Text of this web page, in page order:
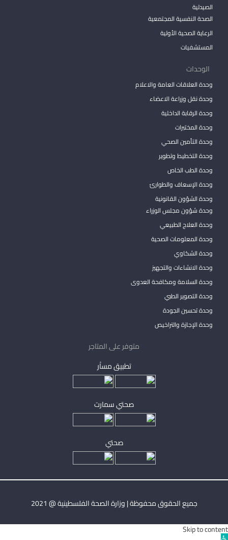
الصيدلية
الصحة النفسية المجتمعية
الرعاية الصحية الأولية
المستشفيات
الوحدات
وحدة العلاقات العامة والاعلام
وحدة نقل وزراعة الاعضاء
وحدة الرقابة الداخلية
وحدة المختبرات
وحدة التأمين الصحي
وحدة التخطيط وتطوير
وحدة الطب الخاص
وحدة الإسعاف والطوارئ
وحدة الشؤون القانونية
وحدة شؤون مجلس الوزراء
وحدة العلاج الطبيعي
وحدة المعلومات الصحية
وحدة الشكاوي
وحدة الانشاءات والتجهيز
وحدة السلامة ومكافحة العدوى
وحدة التصوير الطبي
وحدة تحسين الجودة
وحدة الإجازة والتراخيص
متوفر على المتاجر
تطبيق مساْر
صحتي سمارت
صحتي
جميع الحقوق محفوظة | وزارة الصحة الفلسطينية @ 2021
Skip to content